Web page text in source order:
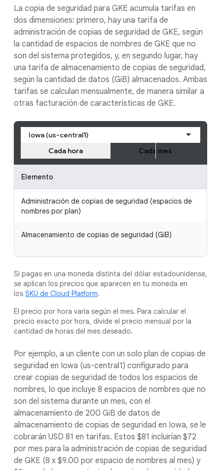
La copia de seguridad para GKE acumula tarifas en
dos dimensiones: primero, hay una tarifa de
administración de copias de seguridad de GKE, según
la cantidad de espacios de nombres de GKE que no
son del sistema protegidos, y, en segundo lugar, hay
una tarifa de almacenamiento de copias de seguridad,
según la cantidad de datos (GiB) almacenados. Ambas
tarifas se calculan mensualmente, de manera similar a
otras facturación de características de GKE.
Iowa (us-central1)
Cada hora
Cada mes
Elemento
Administración de copias de seguridad (espacios de
nombres por plan)
Almacenamiento de copias de seguridad (GiB)
Si pagas en una moneda distinta del dólar estadounidense,
se aplican los precios que aparecen en tu moneda en
los SKU de Cloud Platform.
El precio por hora varía según el mes. Para calcular el
precio exacto por hora, divide el precio mensual por la
cantidad de horas del mes deseado.
Por ejemplo, a un cliente con un solo plan de copias de
seguridad en Iowa (us-central1) configurado para
crear copias de seguridad de todos los espacios de
nombres, lo que incluye 8 espacios de nombres que no
son del sistema durante un mes, con el
almacenamiento de 200 GiB de datos de
almacenamiento de copias de seguridad en Iowa, se le
cobrarán USD 81 en tarifas. Estos $81 incluirían $72
por mes para la administración de copias de seguridad
de GKE (8 x $9.00 por espacio de nombres al mes) y